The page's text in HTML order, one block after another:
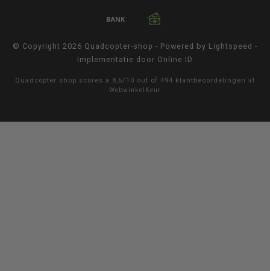
© Copyright 2026 Quadcopter-shop - Powered by Lightspeed -
Implementatie door Online ID
Quadcopter shop scores a 8,6/ 10 out of 494 klantbeoordelingen at
WebwinkelKeur